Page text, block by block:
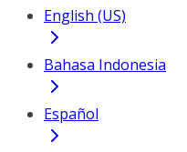
English (US)
Bahasa Indonesia
Español